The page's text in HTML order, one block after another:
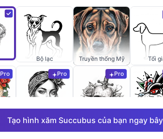
Bộ lạc Truyền thống Mỹ Tối
Pro Pro Pro
Tạo hình xăm Succubus của bạn ngay